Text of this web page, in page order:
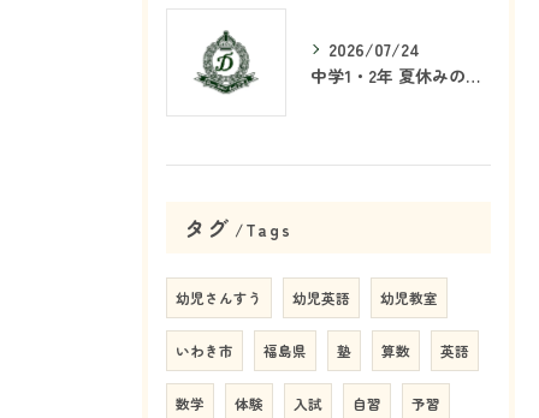
2026/07/24
中学1・2年 夏休みの学習戦略
タグ Tags
幼児さんすう 幼児英語 幼児教室
いわき市 福島県 塾 算数 英語
数学 体験 入試 自習 予習